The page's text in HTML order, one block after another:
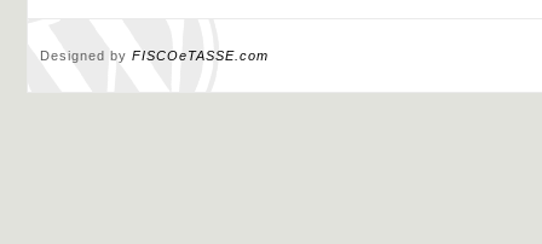
Designed by FISCOeTASSE.com